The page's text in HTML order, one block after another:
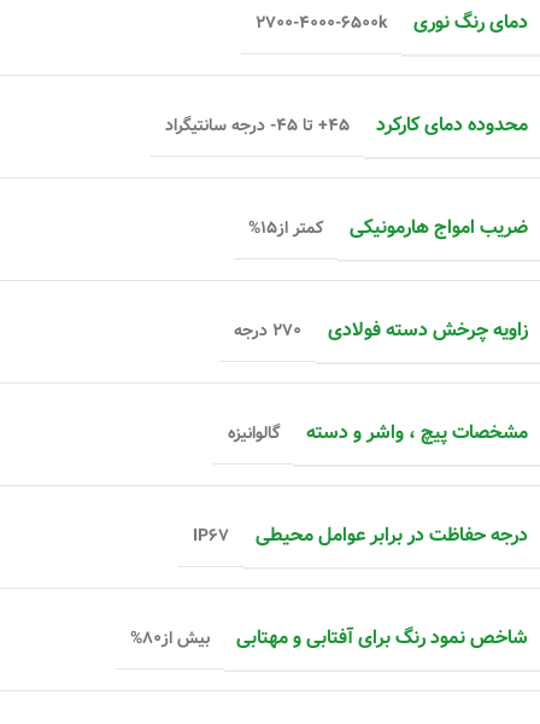
دمای رنگ نوری ۲۷۰۰-۴۰۰۰-۶۵۰۰k
محدوده دمای کارکرد ۴۵+ تا ۴۵- درجه سانتیگراد
ضریب امواج هارمونیکی کمتر از۱۵%
زاویه چرخش دسته فولادی ۲۷۰ درجه
مشخصات پیچ ، واشر و دسته گالوانیزه
درجه حفاظت در برابر عوامل محیطی IP۶۷
شاخص نمود رنگ برای آفتابی و مهتابی بیش از۸۰%